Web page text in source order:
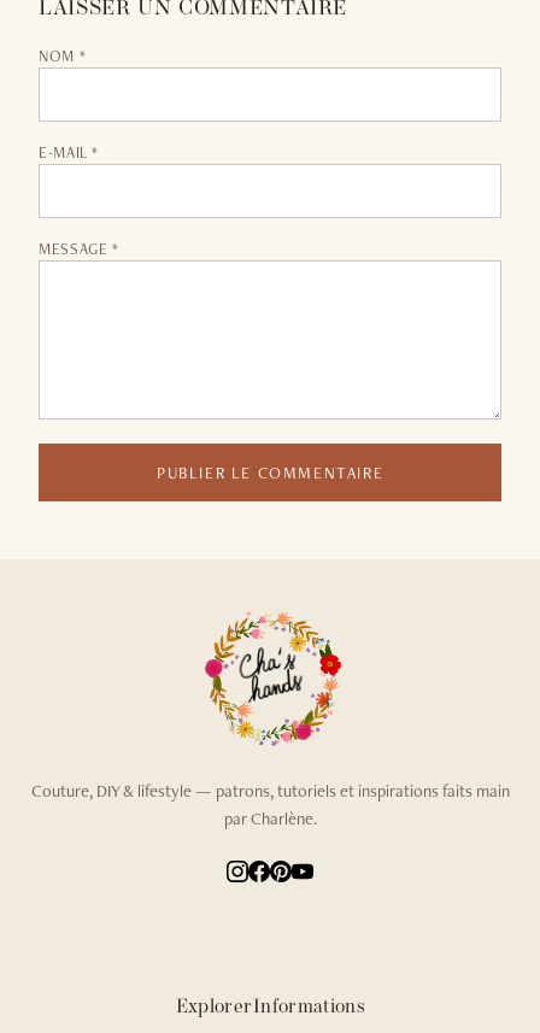
LAISSER UN COMMENTAIRE
NOM *
E-MAIL *
MESSAGE *
PUBLIER LE COMMENTAIRE
Couture, DIY & lifestyle — patrons, tutoriels et inspirations faits main
par Charlène.
ExplorerInformations